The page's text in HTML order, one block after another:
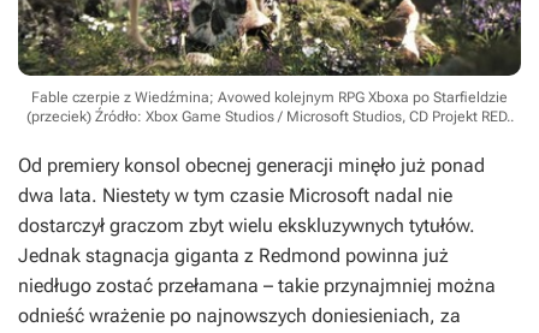
Fable czerpie z Wiedźmina; Avowed kolejnym RPG Xboxa po Starfieldzie
(przeciek) Źródło: Xbox Game Studios / Microsoft Studios, CD Projekt RED..
Od premiery konsol obecnej generacji minęło już ponad
dwa lata. Niestety w tym czasie Microsoft nadal nie
dostarczył graczom zbyt wielu ekskluzywnych tytułów.
Jednak stagnacja giganta z Redmond powinna już
niedługo zostać przełamana – takie przynajmniej można
odnieść wrażenie po najnowszych doniesieniach, za